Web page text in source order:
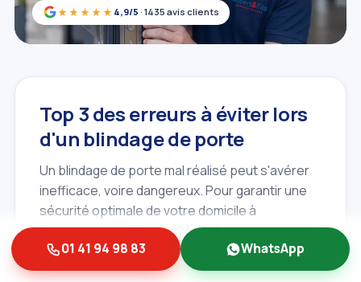
★★★★★ 4,9/5 · 1435 avis clients
Top 3 des erreurs à éviter lors
d'un blindage de porte
Un blindage de porte mal réalisé peut s'avérer
inefficace, voire dangereux. Pour garantir une
sécurité optimale de votre domicile à
Ormesson‑sur‑Marne (94490), il est essentiel
d'éviter certaines erreurs courantes.
01 41 94 98 83 WhatsApp